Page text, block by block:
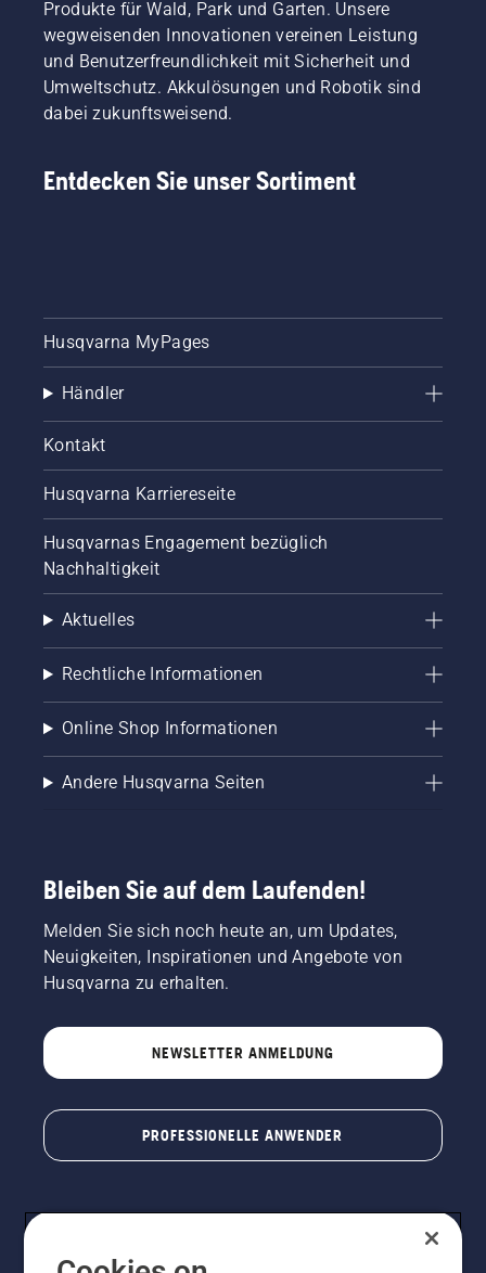
Produkte für Wald, Park und Garten. Unsere
wegweisenden Innovationen vereinen Leistung
und Benutzerfreundlichkeit mit Sicherheit und
Umweltschutz. Akkulösungen und Robotik sind
dabei zukunftsweisend.
Entdecken Sie unser Sortiment
Husqvarna MyPages
Händler
Kontakt
Husqvarna Karriereseite
Husqvarnas Engagement bezüglich
Nachhaltigkeit
Aktuelles
Rechtliche Informationen
Online Shop Informationen
Andere Husqvarna Seiten
Bleiben Sie auf dem Laufenden!
Melden Sie sich noch heute an, um Updates,
Neuigkeiten, Inspirationen und Angebote von
Husqvarna zu erhalten.
NEWSLETTER ANMELDUNG
PROFESSIONELLE ANWENDER